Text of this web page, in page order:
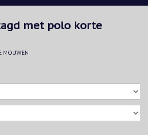
met polo korte
MOUWEN